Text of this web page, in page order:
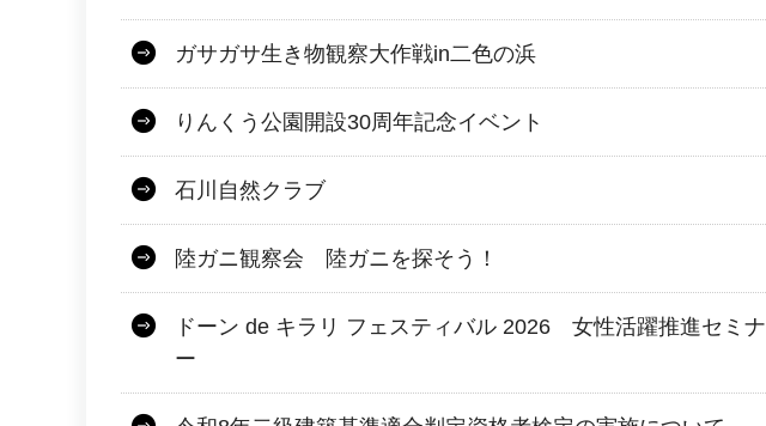
ガサガサ生き物観察大作戦in二色の浜
りんくう公園開設30周年記念イベント
石川自然クラブ
陸ガニ観察会 陸ガニを探そう！
ドーン de キラリ フェスティバル 2026 女性活躍推進セミナ
ー